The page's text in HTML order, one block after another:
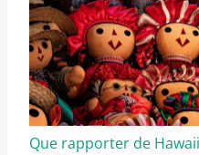
Que rapporter de